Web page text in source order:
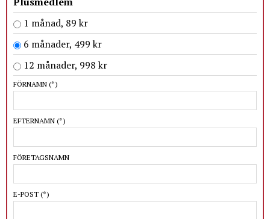
1 månad, 89 kr
6 månader, 499 kr
12 månader, 998 kr
FÖRNAMN (*)
EFTERNAMN (*)
FÖRETAGSNAMN
E-POST (*)